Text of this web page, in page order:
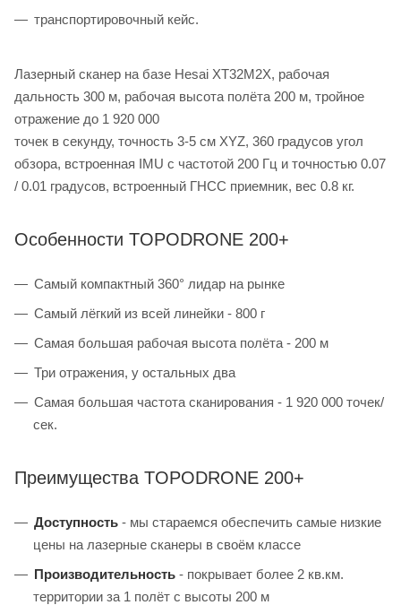
транспортировочный кейс.
Лазерный сканер на базе Hesai XT32M2X, рабочая
дальность 300 м, рабочая высота полёта 200 м, тройное
отражение до 1 920 000
точек в секунду, точность 3-5 см XYZ, 360 градусов угол
обзора, встроенная IMU с частотой 200 Гц и точностью 0.07
/ 0.01 градусов, встроенный ГНСС приемник, вес 0.8 кг.
Особенности TOPODRONE 200+
Самый компактный 360° лидар на рынке
Самый лёгкий из всей линейки - 800 г
Самая большая рабочая высота полёта - 200 м
Три отражения, у остальных два
Самая большая частота сканирования - 1 920 000 точек/
сек.
Преимущества TOPODRONE 200+
Доступность - мы стараемся обеспечить самые низкие
цены на лазерные сканеры в своём классе
Производительность - покрывает более 2 кв.км.
территории за 1 полёт с высоты 200 м